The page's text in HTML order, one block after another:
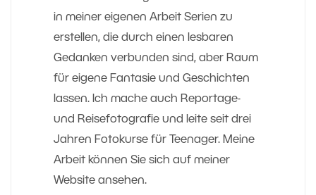
in meiner eigenen Arbeit Serien zu
erstellen, die durch einen lesbaren
Gedanken verbunden sind, aber Raum
für eigene Fantasie und Geschichten
lassen. Ich mache auch Reportage-
und Reisefotografie und leite seit drei
Jahren Fotokurse für Teenager. Meine
Arbeit können Sie sich auf meiner
Website ansehen.